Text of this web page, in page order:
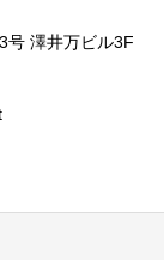
号 澤井万ビル3F